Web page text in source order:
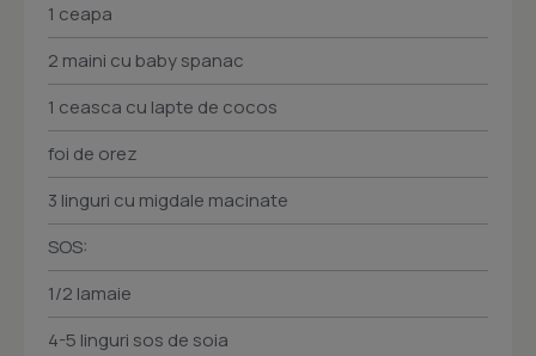
1 ceapa
2 maini cu baby spanac
1 ceasca cu lapte de cocos
foi de orez
3 linguri cu migdale macinate
SOS:
1/2 lamaie
4-5 linguri sos de soia